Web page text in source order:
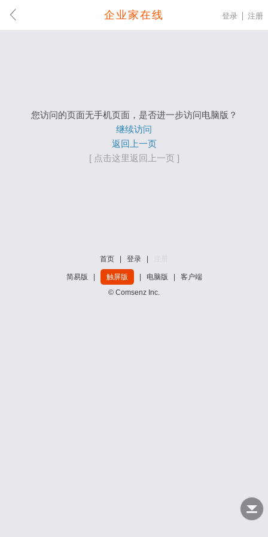
企业家在线 登录 注册
您访问的页面无手机页面，是否进一步访问电脑版？
继续访问
返回上一页
[ 点击这里返回上一页 ]
首页 登录
简易版 触屏版 电脑版
客户端
© Comsenz Inc.